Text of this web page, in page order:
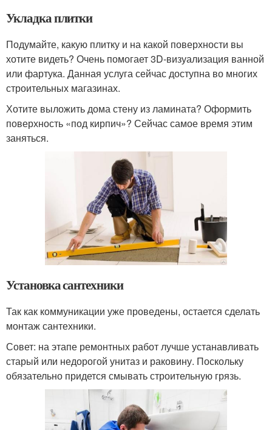
Укладка плитки
Подумайте, какую плитку и на какой поверхности вы
хотите видеть? Очень помогает 3D-визуализация ванной
или фартука. Данная услуга сейчас доступна во многих
строительных магазинах.
Хотите выложить дома стену из ламината? Оформить
поверхность «под кирпич»? Сейчас самое время этим
заняться.
Установка сантехники
Так как коммуникации уже проведены, остается сделать
монтаж сантехники.
Совет: на этапе ремонтных работ лучше устанавливать
старый или недорогой унитаз и раковину. Поскольку
обязательно придется смывать строительную грязь.